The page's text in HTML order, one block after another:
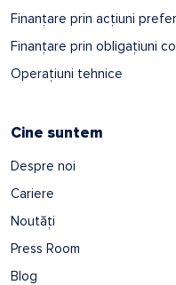
Finanțare prin acțiuni
Finanțare prin obligațiuni
Operațiuni tehnice
Cine suntem
Despre noi
Cariere
Noutăți
Press Room
Blog